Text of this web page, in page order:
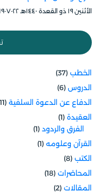
الأثنين ۱۹ ذو القعدة ۱٤٤۰هـ ۲۲-۷-۲۰۱۹م
الخطب (37)
الدروس (6)
الدفاع عن الدعوة السلفية (11)
العقيدة (1)
الفرق والردود (1)
القرآن وعلومه (1)
الكتب (8)
المحاضرات (18)
المقالات (2)